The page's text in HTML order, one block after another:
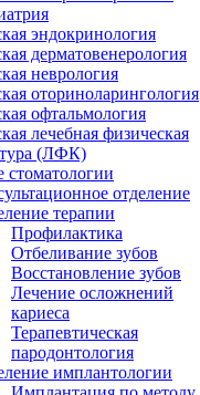
эндокринология
дерматовенерология
неврология
оториноларингология
офтальмология
лечебная физическая
(ЛФК)
стоматологии
отделение
терапии
Профилактика
Отбеливание зубов
Восстановление зубов
Лечение осложнений
кариеса
Терапевтическая
пародонтология
имплантологии